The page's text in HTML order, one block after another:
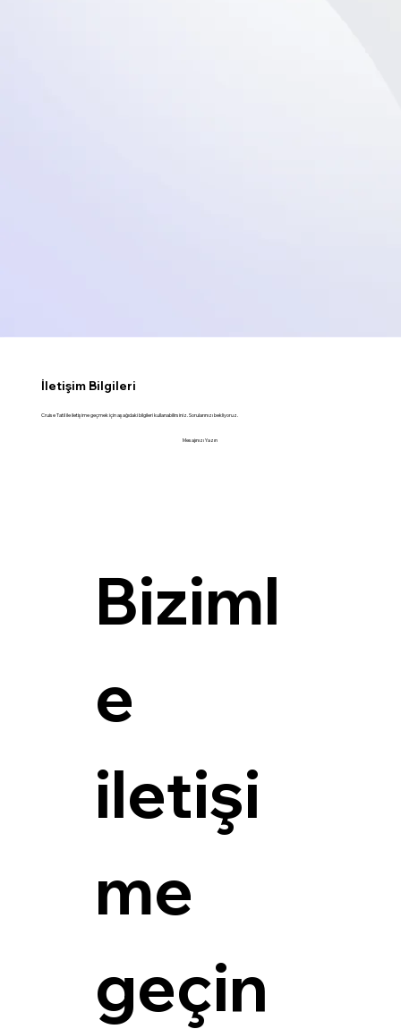
İletişim Bilgileri
Cruise Tatil ile iletişime geçmek için aşağıdaki bilgileri kullanabilirsiniz. Sorularınızı bekliyoruz.
Mesajınızı Yazın
Biziml
e
iletişi
me
geçin